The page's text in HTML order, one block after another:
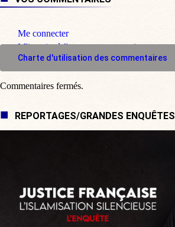
Me connecter
M'inscrire à l'espace commentaire
Charte d'utilisation des commentaires
Commentaires fermés.
REPORTAGES/GRANDES ENQUÊTES